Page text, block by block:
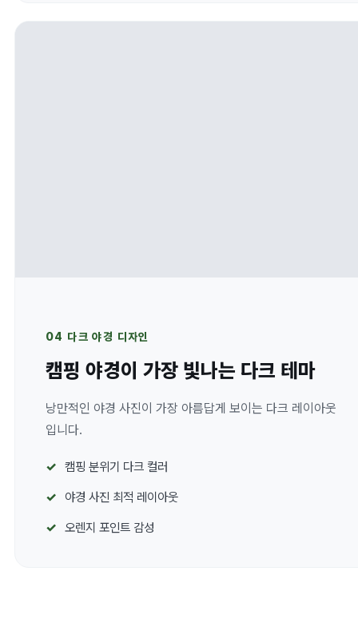
04 다크 야경 디자인
캠핑 야경이 가장 빛나는 다크 테마
낭만적인 야경 사진이 가장 아름답게 보이는 다크 레이아웃
입니다.
캠핑 분위기 다크 컬러
야경 사진 최적 레이아웃
오렌지 포인트 감성